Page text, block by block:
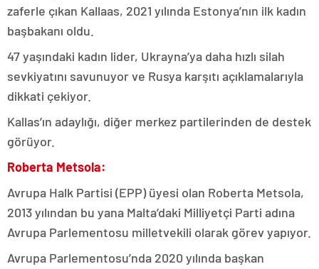
zaferle çıkan Kallaas, 2021 yılında Estonya’nın ilk kadın
başbakanı oldu.
47 yaşındaki kadın lider, Ukrayna’ya daha hızlı silah
sevkiyatını savunuyor ve Rusya karşıtı açıklamalarıyla
dikkati çekiyor.
Kallas’ın adaylığı, diğer merkez partilerinden de destek
görüyor.
Roberta Metsola:
Avrupa Halk Partisi (EPP) üyesi olan Roberta Metsola,
2013 yılından bu yana Malta’daki Milliyetçi Parti adına
Avrupa Parlementosu milletvekili olarak görev yapıyor.
Avrupa Parlementosu’nda 2020 yılında başkan